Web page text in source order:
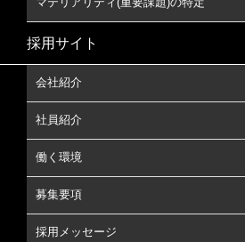
採用サイト
会社紹介
社員紹介
働く環境
募集要項
採用メッセージ